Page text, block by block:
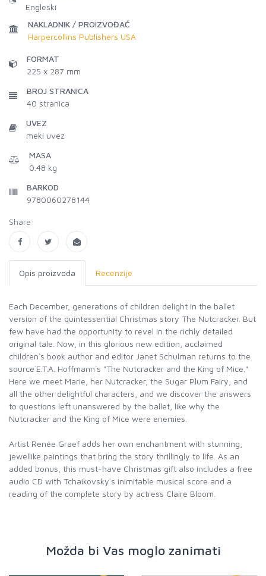
Engleski
NAKLADNIK / PROIZVOĐAČ
Harpercollins Publishers USA
FORMAT
225 x 287 mm
BROJ STRANICA
40 stranica
UVEZ
meki uvez
MASA
0.48 kg
BARKOD
9780060278144
Share:
Opis proizvoda Recenzije
Each December, generations of children delight in the ballet
version of the quintessential Christmas story The Nutcracker. But
few have had the opportunity to revel in the richly detailed
original tale. Now, in this glorious new edition, acclaimed
children`s book author and editor Janet Schulman returns to the
source`E.T.A. Hoffmann`s "The Nutcracker and the King of Mice."
Here we meet Marie, her Nutcracker, the Sugar Plum Fairy, and
all the other delightful characters, and we discover the answers
to questions left unanswered by the ballet, like why the
Nutcracker and the King of Mice were enemies.
Artist Renée Graef adds her own enchantment with stunning,
jewellike paintings that bring the story thrillingly to life. As an
added bonus, this must-have Christmas gift also includes a free
audio CD with Tchaikovsky`s inimitable musical score and a
reading of the complete story by actress Claire Bloom.
Možda bi Vas moglo zanimati